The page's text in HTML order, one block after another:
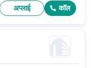
अप्लाई कॉल